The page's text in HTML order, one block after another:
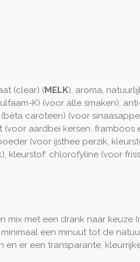
(clear) (MELK), aroma,
K) (voor alle smaken),
caroteen) (voor
aardbei kersen, framboos
(voor ijsthee perzik,
kleurstof: chlorofyline (voor
mix met een drank naar keuze
een minuut tot de
en er een transparante,